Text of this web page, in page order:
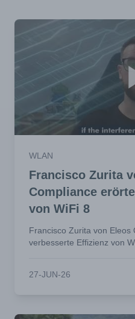
WLAN
Francisco Zurita
Compliance
von WiFi 8
Francisco Zurita von Eleos
verbesserte Effizienz von
27-JUN-26